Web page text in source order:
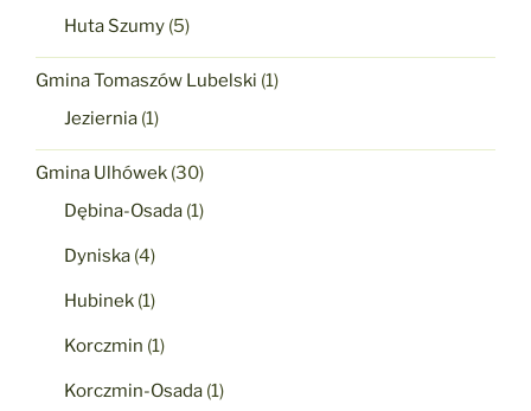
Huta Szumy (5)
Gmina Tomaszów Lubelski (1)
Jeziernia (1)
Gmina Ulhówek (30)
Dębina-Osada (1)
Dyniska (4)
Hubinek (1)
Korczmin (1)
Korczmin-Osada (1)